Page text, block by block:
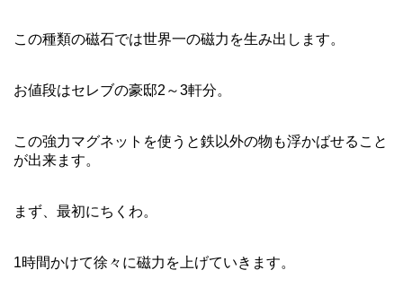
この種類の磁石では世界一の磁力を生み出します。
お値段はセレブの豪邸2～3軒分。
この強力マグネットを使うと鉄以外の物も浮かばせること
が出来ます。
まず、最初にちくわ。
1時間かけて徐々に磁力を上げていきます。